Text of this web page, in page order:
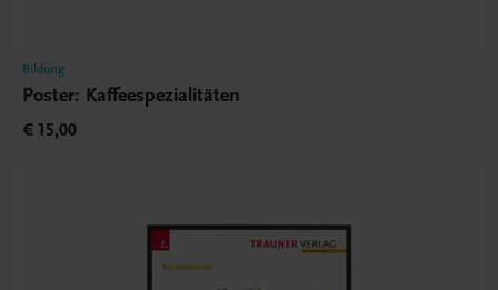
Bildung
Poster: Kaffeespezialitäten
€ 15,00